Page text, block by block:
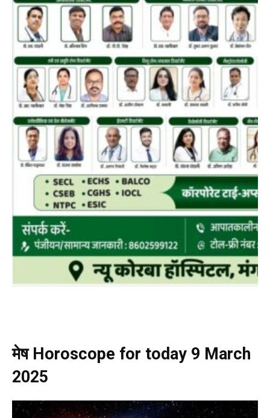
मेष Horoscope for today 9 March
2025